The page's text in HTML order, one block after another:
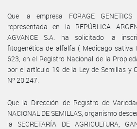
Que la empresa FORAGE GENETICS
representada en la REPÚBLICA
AGVANCE S.A. ha solicitado la
fitogenética de alfalfa ( Medicago sativa
623, en el Registro Nacional de la
por el artículo 19 de la Ley de Semillas y
Nº 20.247.
Que la Dirección de Registro de
NACIONAL DE SEMILLAS, organismo
la SECRETARÍA DE AGRICULTURA,